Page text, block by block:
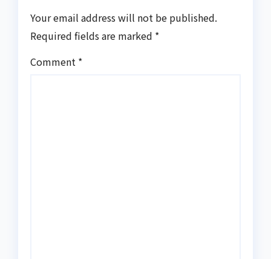
Your email address will not be published.
Required fields are marked *
Comment *